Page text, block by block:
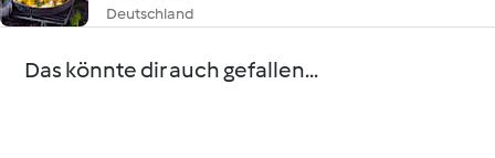
Deutschland
Das könnte dir auch gefallen...